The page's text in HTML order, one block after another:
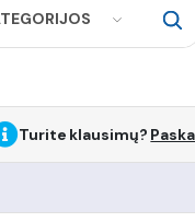
Turite klausimų?